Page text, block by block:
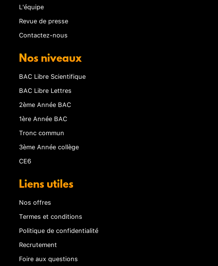
L'équipe
Revue de presse
Contactez-nous
Nos niveaux
BAC Libre Scientifique
BAC Libre Lettres
2ème Année BAC
1ère Année BAC
Tronc commun
3ème Année collège
CE6
Liens utiles
Nos offres
Termes et conditions
Politique de confidentialité
Recrutement
Foire aux questions